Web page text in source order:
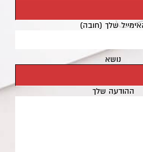
שלך (חובה)
נושא
ההודעה שלך